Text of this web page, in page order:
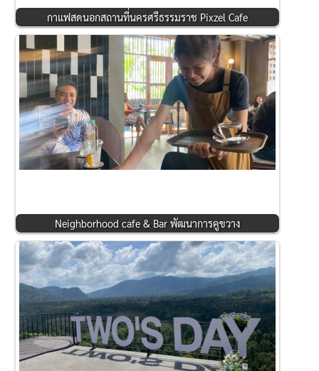
กาแฟสดนอกสถานที่นครศรีธรรมราช Pixzel Cafe
Neighborhood cafe & Bar พัฒนาการคูขวาง